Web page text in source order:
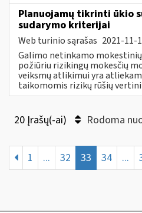
Planuojamų tikrinti ūkio
sudarymo kriterijai
Web turinio sąrašas 2021-11-
Galimo netinkamo
požiūriu rizikingų mokesčių
veiksmų atlikimui yra
taikomomis rizikų rūšių
20 Įrašų(-ai) Rodoma
1 ... 32 33 34 ...